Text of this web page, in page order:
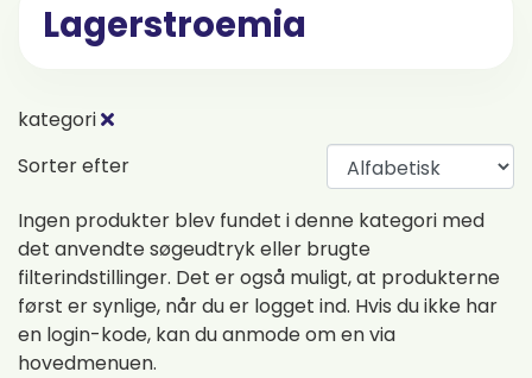
Lagerstroemia
kategori
Sorter efter
Ingen produkter blev fundet i denne kategori med
det anvendte søgeudtryk eller brugte
filterindstillinger. Det er også muligt, at produkterne
først er synlige, når du er logget ind. Hvis du ikke har
en login-kode, kan du anmode om en via
hovedmenuen.